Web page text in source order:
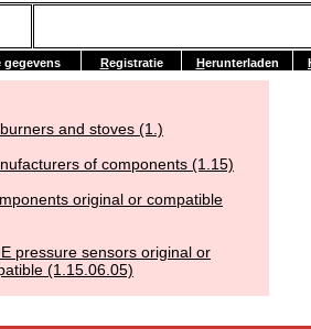
and stoves (1.)
of components (1.15)
original or compatible
pressure sensors original or
(1.15.06.05)
gegevens Registratie Herunterladen